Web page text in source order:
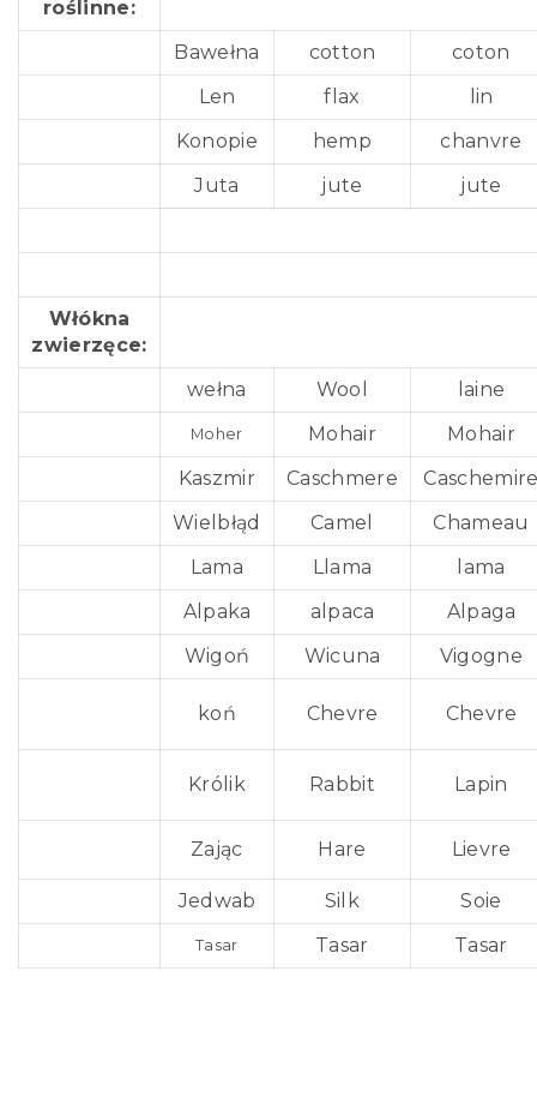
roślinne:
Bawełna
cotton
coton
Len
flax
lin
Konopie
hemp
chanvre
Juta
jute jute
Włókna
zwierzęce:
wełna
Wool laine
Moher Mohair
Mohair
Kaszmir
Caschmere
Wielbłąd
Camel
Chameau
Lama
Llama
lama
Alpaka
alpaca
Alpaga
Wigoń
Wicuna Vigogne
koń Chevre Chevre
Królik Rabbit Lapin
Zając Hare Lievre
Jedwab Silk Soie
Tasar Tasar Tasar